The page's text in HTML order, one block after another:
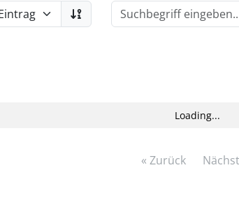
Loading...
« Zurück